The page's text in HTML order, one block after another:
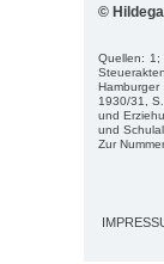
©
Quellen:
1930/31,
und
und
Zur